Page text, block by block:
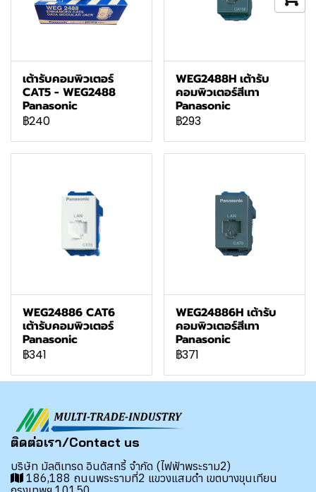
เต้ารับคอมพิวเตอร์
CAT5 - WEG2488
Panasonic
฿240
WEG2488H เต้ารับ
คอมพิวเตอร์สีเทา
Panasonic
฿293
WEG24886 CAT6
เต้ารับคอมพิวเตอร์
Panasonic
฿341
WEG24886H เต้ารับ
คอมพิวเตอร์สีเทา
Panasonic
฿371
ติดต่อเรา/Contact us
บริษัท มัลติเทรด อินดัสทรี้ จำกัด (ไฟฟ้าพระราม2)
186,188 ถนนพระรามที่2 แขวงแสมดำ เขตบางขุนเทียน